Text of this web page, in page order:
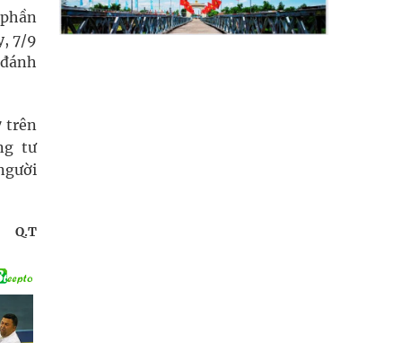
7/9
trên
tư
Q.T